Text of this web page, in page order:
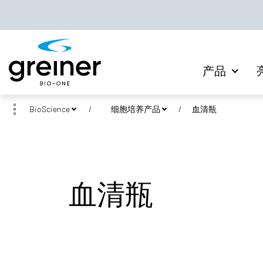
产品
BioScience 细胞培养产品 血清瓶
血清瓶